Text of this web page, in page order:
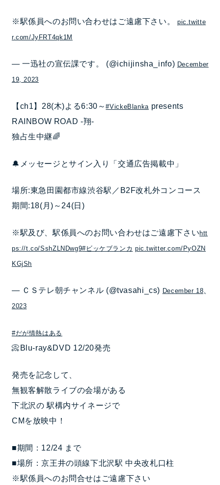
※駅係員へのお問い合わせはご遠慮下さい。 pic.twitte
r.com/JyFRT4qk1M
— 一迅社の宣伝課です。 (@ichijinsha_info) December
19, 2023
【ch1】28(木)よる6:30～#VickeBlanka presents
RAINBOW ROAD -翔-
独占生中継🌈
🔔メッセージとサイン入り「交通広告掲載中」
場所:東急田園都市線渋谷駅／B2F改札外コンコース
期間:18(月)～24(日)
※駅及び、駅係員へのお問い合わせはご遠慮下さいhtt
ps://t.co/SshZLNDwg9#ビッケブランカ pic.twitter.com/PyOZN
KGjSh
— ＣＳテレ朝チャンネル (@tvasahi_cs) December 18,
2023
#だが情熱はある
📀Blu-ray&DVD 12/20発売
発売を記念して、
無観客解散ライブの会場がある
下北沢の 駅構内サイネージで
CMを放映中！
■期間：12/24 まで
■場所：京王井の頭線下北沢駅 中央改札口柱
※駅係員へのお問合せはご遠慮下さい